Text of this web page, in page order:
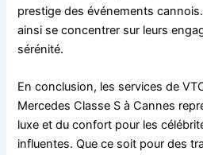
prestige des événements
ainsi se concentrer sur leurs
sérénité.
En conclusion, les services de
Mercedes Classe S à Cannes
luxe et du confort pour les
influentes. Que ce soit pour des